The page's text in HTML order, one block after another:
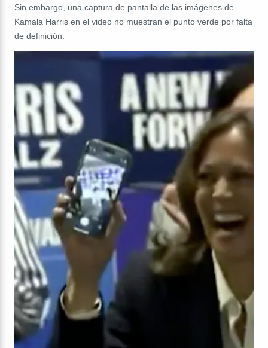
Sin embargo, una captura de pantalla de las imágenes de
Kamala Harris en el video no muestran el punto verde por falta
de definición: